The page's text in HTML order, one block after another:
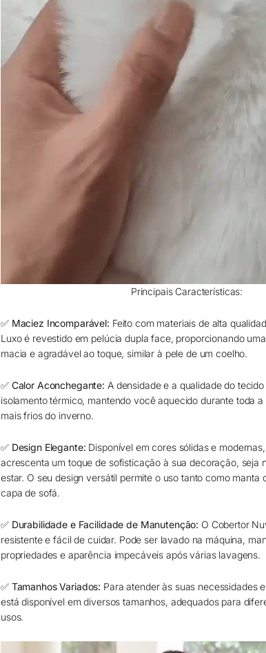
Principais Características:
✅ Maciez Incomparável: Feito com materiais de alta
Luxo é revestido em pelúcia dupla face, proporcionando
macia e agradável ao toque, similar à pele de um coelho.
✅ Calor Aconchegante: A densidade e a qualidade do
isolamento térmico, mantendo você aquecido durante toda
mais frios do inverno.
✅ Design Elegante: Disponível em cores sólidas e
acrescenta um toque de sofisticação à sua decoração, seja
estar. O seu design versátil permite o uso tanto como manta
capa de sofá.
✅ Durabilidade e Facilidade de Manutenção: O Cobertor
resistente e fácil de cuidar. Pode ser lavado na máquina,
propriedades e aparência impecáveis após várias lavagens.
✅ Tamanhos Variados: Para atender às suas necessidades
está disponível em diversos tamanhos, adequados para
usos.